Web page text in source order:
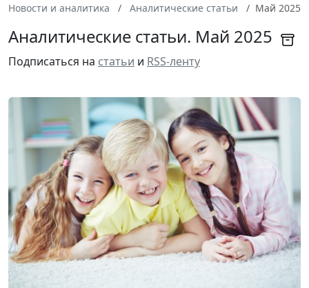
Новости и аналитика Аналитические статьи Май 2025
Аналитические статьи. Май 2025
Подписаться на статьи и RSS-ленту